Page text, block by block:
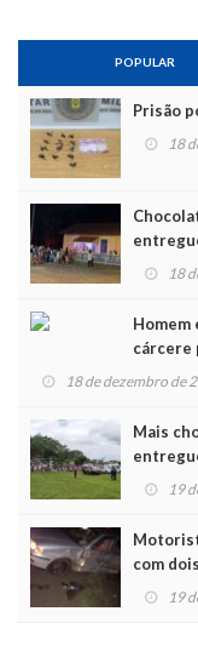
POPULAR
Prisão
18
Noel
18
Homem
cárcere
18 de dezembro de
Mais
19
com
19